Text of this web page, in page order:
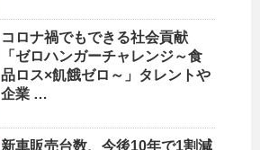
コロナ禍でもできる社会貢献
「ゼロハンガーチャレンジ～食
品ロス×飢餓ゼロ～」タレントや
企業 …
新車販売台数、今後10年で1割減